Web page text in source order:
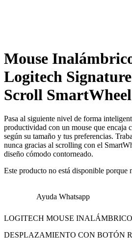
Mouse
Logitech
Scroll SmartWheel
Pasa al siguiente nivel de forma
productividad con un mouse que encaja
según su tamaño y tus preferencias.
nunca gracias al scrolling con el
diseño cómodo contorneado.
Este producto no está disponible porque
Ayuda Whatsapp
LOGITECH MOUSE
DESPLAZAMIENTO CON BOTÓN